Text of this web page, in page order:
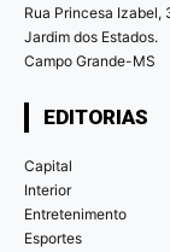
Rua Princesa Izabel,
Jardim dos Estados.
Campo Grande-MS
EDITORIAS
Capital
Interior
Entretenimento
Esportes